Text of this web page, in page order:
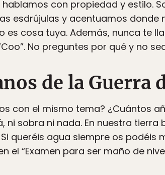
hablamos con propiedad y estilo.
esdrújulas y acentuamos
es cosa tuya. Además, nunca te
No preguntes por qué y no
de la Guerra
con el mismo tema? ¿Cuántos
ni sobra ni nada. En nuestra
queréis agua siempre os podéis
el “Examen para ser maño de nivel